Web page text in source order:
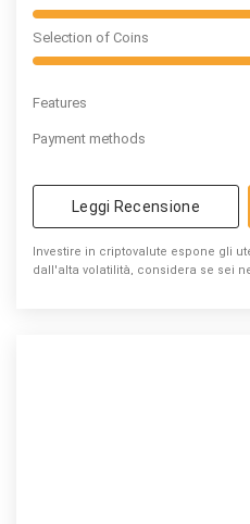
Selection of Coins
Features
Payment methods
Leggi Recensione
Investire in criptovalute espone gli
dall'alta volatilità, considera se sei